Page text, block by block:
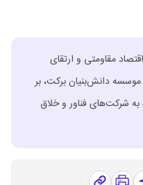
مقاومتی و ارتقای
موسسه دانش‌بنیان برکت، بر
شرکت‌های فناور و خلاق